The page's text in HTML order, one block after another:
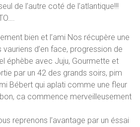
de l’autre coté de l’atlantique!!!
bien et l’ami Nos récupère une
d’en face, progression de
éphèbe avec Juju, Gourmette et
par un 42 des grands soirs, pim
Bébert qui aplati comme une fleur
ca commence merveilleusement
reprenons l’avantage par un éssai